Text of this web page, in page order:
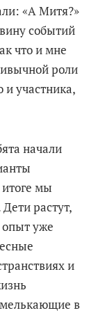
«А Митя?»
событий
что и мне
роли
и участника,
начали
итоге мы
растут,
уже
и
в